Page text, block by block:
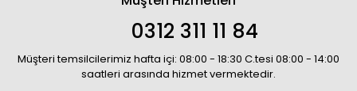
0312 311 11 84
Müşteri temsilcilerimiz hafta içi: 08:00 - 18:30 C.tesi 08:00 - 14:00
saatleri arasında hizmet vermektedir.